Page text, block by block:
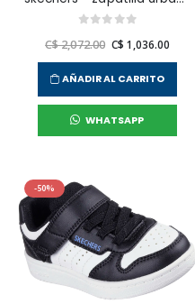
C$ 2,072.00 C$ 1,036.00
AÑADIR AL CARRITO
WHATSAPP
-50%